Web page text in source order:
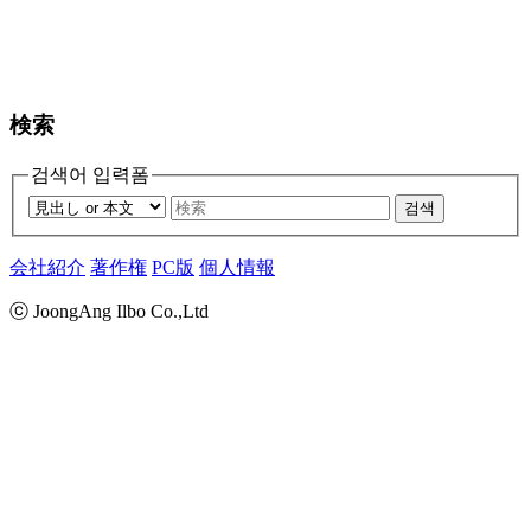
検索
검색어 입력폼
검색
会社紹介 著作権 PC版 個人情報
ⓒ JoongAng Ilbo Co.,Ltd